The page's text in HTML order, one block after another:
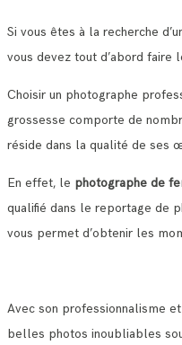
Si vous êtes à la recherche
vous devez tout d’abord faire
Choisir un photographe
grossesse comporte de
réside dans la qualité de ses
En effet, le photographe de
qualifié dans le reportage de
vous permet d’obtenir les
Avec son professionnalisme
belles photos inoubliables